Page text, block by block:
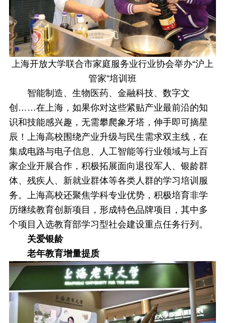
上海开放大学联合市家庭服务业行业协会举办“沪上
管家”培训班
智能制造、生物医药、金融科技、数字文
创……在上海，如果你对这些紧贴产业最前沿的知
识和技能感兴趣，无需攀爬象牙塔，伸手即可摘星
辰！上海高校围绕产业升级与民生需求双主线，在
集成电路与电子信息、人工智能等行业领域与上百
家企业开展合作，积极拓展面向退役军人、银龄群
体、残疾人、新就业群体等各类人群的学习培训服
务。上海高校还聚焦学科专业优势，积极培育非学
历继续教育创新项目，形成特色品牌项目，其中多
个项目入选教育部学习型社会建设重点任务行列。
关爱银龄
老年教育增量提质